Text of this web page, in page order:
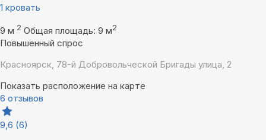
1 кровать
9 м 2 Общая площадь: 9 м2
Повышенный спрос
Красноярск, 78-й Добровольческой Бригады улица, 2
Показать расположение на карте
6 отзывов
9,6 (6)